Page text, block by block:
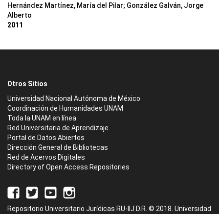
Hernández Martínez, María del Pilar; González Galván, Jorge
Alberto
2011
Otros Sitios
Universidad Nacional Autónoma de México
Coordinación de Humanidades UNAM
Toda la UNAM en línea
Red Universitaria de Aprendizaje
Portal de Datos Abiertos
Dirección General de Bibliotecas
Red de Acervos Digitales
Directory of Open Access Repositories
Repositorio Universitario Jurídicas RU-IIJ D.R. © 2018. Universidad